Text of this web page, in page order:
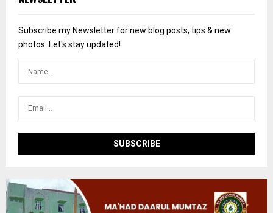
h
o
r
Subscribe my Newsletter for new blog posts, tips & new
photos. Let's stay updated!